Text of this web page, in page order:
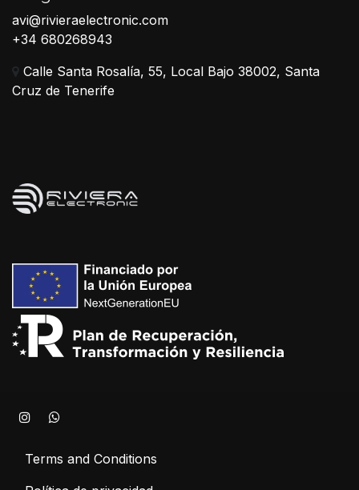
avi@rivieraelectronic.com
+34 680268943
Calle Santa Rosalía, 55, Local Bajo 38002, Santa
Cruz de Tenerife
Terms and Conditions